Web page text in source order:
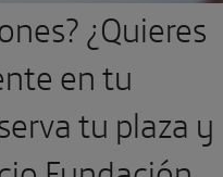
¿Quieres
en tu
tu plaza y